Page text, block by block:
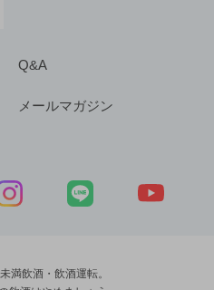
Q&A
メールマガジン
満飲酒・飲酒運転。